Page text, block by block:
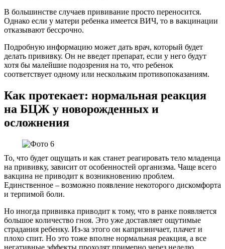
В большинстве случаев прививание просто переносится.
Однако если у матери ребенка имеется ВИЧ, то в вакцинации
отказывают бессрочно.
Подробную информацию может дать врач, который будет
делать прививку. Он не введет препарат, если у него будут
хотя бы малейшие подозрения на то, что ребенок
соответствует одному или нескольким противопоказаниям.
Как протекает: нормальная реакция
на БЦЖ у новорожденных и
осложнения
То, что будет ощущать и как станет реагировать тело младенца
на прививку, зависит от особенностей организма. Чаще всего
вакцина не приводит к возникновению проблем.
Единственное – возможно появление некоторого дискомфорта
и терпимой боли.
Но иногда прививка приводит к тому, что в ранке появляется
большое количество гноя. Это уже доставляет ощутимые
страдания ребенку. Из-за этого он капризничает, плачет и
плохо спит. Но это тоже вполне нормальная реакция, а все